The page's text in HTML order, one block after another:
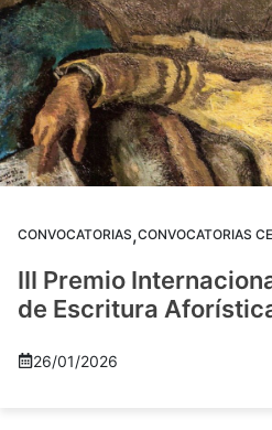
CONVOCATORIAS,CONVOCATORIAS
III Premio
de Escritura
26/01/2026